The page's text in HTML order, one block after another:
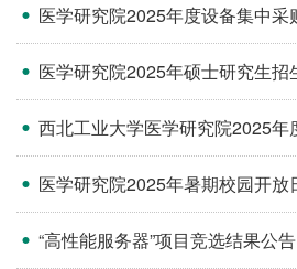
“高性能服务器”项目竞选结果公告